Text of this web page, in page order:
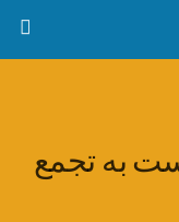
به تجمع